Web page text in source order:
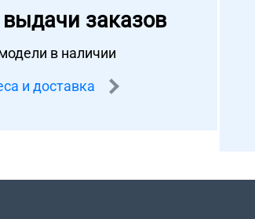
заказов
в наличии
и доставка